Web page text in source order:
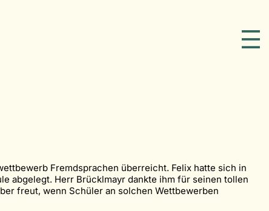
Fremdsprachen überreicht. Felix hatte sich in
abgelegt. Herr Brücklmayr dankte ihm für seinen tollen
freut, wenn Schüler an solchen Wettbewerben